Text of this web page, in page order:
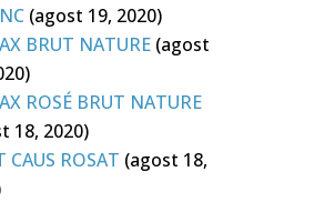
(agost 19, 2020)
BRUT NATURE (agost
ROSÉ BRUT NATURE
18, 2020)
CAUS ROSAT (agost 18,